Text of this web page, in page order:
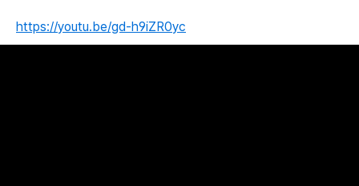
https://youtu.be/gd-h9iZR0yc